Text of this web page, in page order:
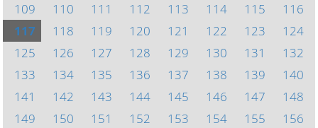
109
110 111 112 113 114 115
116
117
118 119 120 121 122 123
124
125
126 127 128 129 130 131
132
133
134 135 136 137 138 139
140
141
142 143 144 145 146 147
148
149
150 151 152 153 154 155
156